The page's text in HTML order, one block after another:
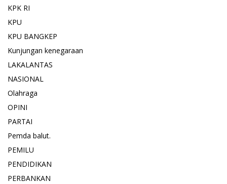
KPK RI
KPU
KPU BANGKEP
Kunjungan kenegaraan
LAKALANTAS
NASIONAL
Olahraga
OPINI
PARTAI
Pemda balut.
PEMILU
PENDIDIKAN
PERBANKAN